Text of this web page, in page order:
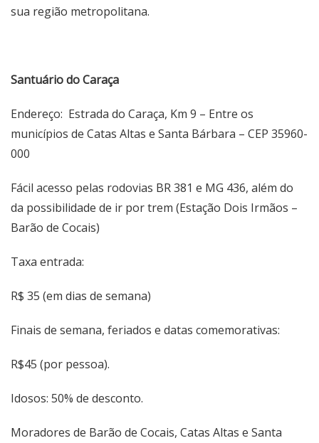
sua região metropolitana.
Santuário do Caraça
Endereço: Estrada do Caraça, Km 9 – Entre os
municípios de Catas Altas e Santa Bárbara – CEP 35960-
000
Fácil acesso pelas rodovias BR 381 e MG 436, além do
da possibilidade de ir por trem (Estação Dois Irmãos –
Barão de Cocais)
Taxa entrada:
R$ 35 (em dias de semana)
Finais de semana, feriados e datas comemorativas:
R$45 (por pessoa).
Idosos: 50% de desconto.
Moradores de Barão de Cocais, Catas Altas e Santa